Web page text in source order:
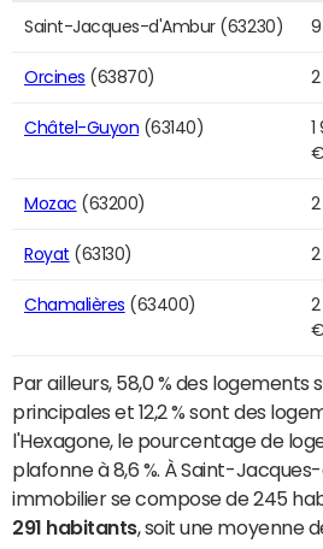
Saint-Jacques-d'Ambur (63230)
Orcines (63870)
Châtel-Guyon (63140)
1
Mozac (63200)
Royat (63130)
Chamalières (63400)
Par ailleurs, 58,0 % des logements
principales et 12,2 % sont des
l'Hexagone, le pourcentage de
plafonne à 8,6 %. À Saint-
immobilier se compose de 245
291 habitants, soit une moyenne